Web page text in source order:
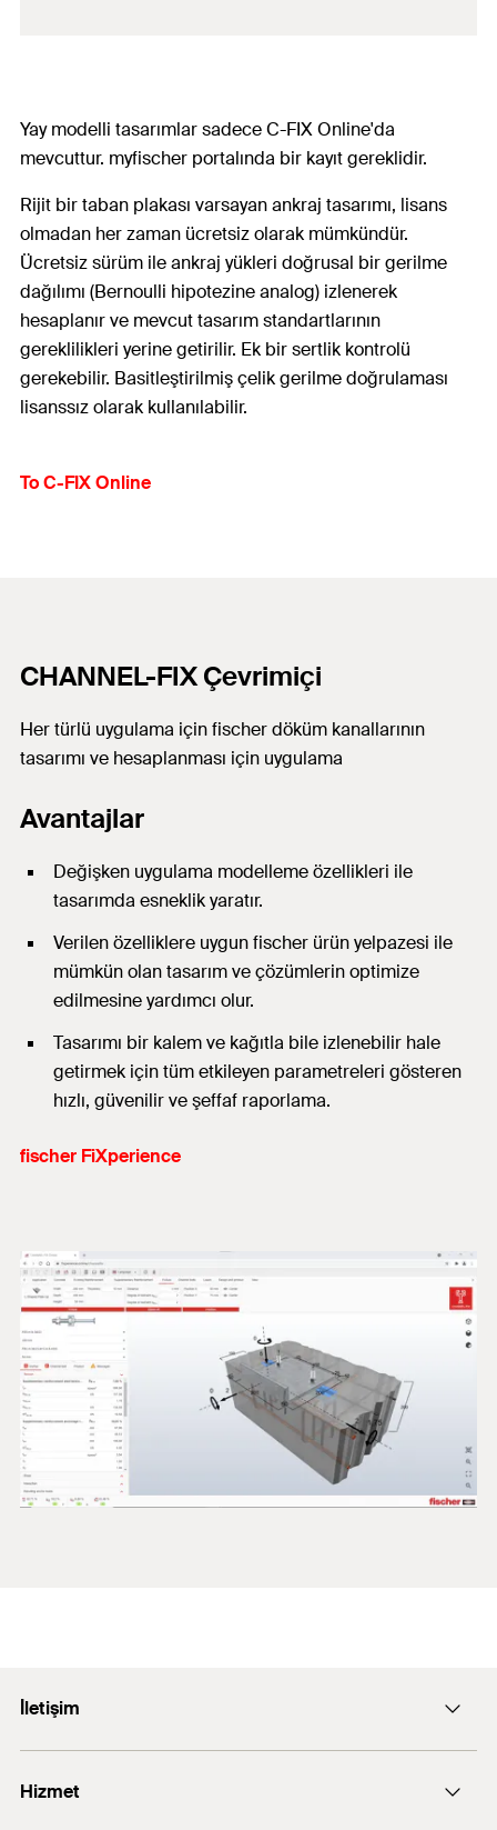
Yay modelli tasarımlar sadece C-FIX Online'da
mevcuttur. myfischer portalında bir kayıt gereklidir.
Rijit bir taban plakası varsayan ankraj tasarımı, lisans
olmadan her zaman ücretsiz olarak mümkündür.
Ücretsiz sürüm ile ankraj yükleri doğrusal bir gerilme
dağılımı (Bernoulli hipotezine analog) izlenerek
hesaplanır ve mevcut tasarım standartlarının
gereklilikleri yerine getirilir. Ek bir sertlik kontrolü
gerekebilir. Basitleştirilmiş çelik gerilme doğrulaması
lisanssız olarak kullanılabilir.
To C-FIX Online
CHANNEL-FIX Çevrimiçi
Her türlü uygulama için fischer döküm kanallarının
tasarımı ve hesaplanması için uygulama
Avantajlar
Değişken uygulama modelleme özellikleri ile
tasarımda esneklik yaratır.
Verilen özelliklere uygun fischer ürün yelpazesi ile
mümkün olan tasarım ve çözümlerin optimize
edilmesine yardımcı olur.
Tasarımı bir kalem ve kağıtla bile izlenebilir hale
getirmek için tüm etkileyen parametreleri gösteren
hızlı, güvenilir ve şeffaf raporlama.
fischer FiXperience
İletişim
Hizmet